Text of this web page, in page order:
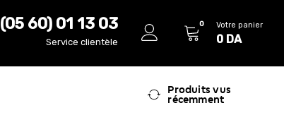
(05 60) 01 13 03
Service clientèle
0 Votre panier
0 DA
Produits vus
récemment